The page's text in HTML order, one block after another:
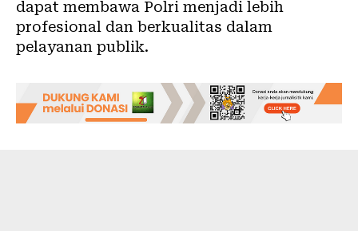
dapat membawa Polri menjadi lebih
profesional dan berkualitas dalam
pelayanan publik.